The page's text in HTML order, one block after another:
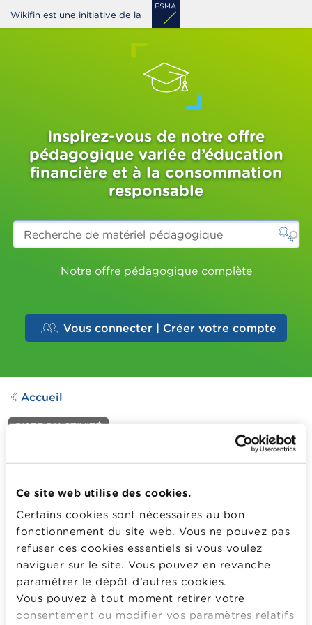
Ce site web utilise des cookies.
Certains cookies sont nécessaires au bon
fonctionnement du site web. Vous ne pouvez pas
refuser ces cookies essentiels si vous voulez
naviguer sur le site. Vous pouvez en revanche
paramétrer le dépôt d’autres cookies.
Vous pouvez à tout moment retirer votre
consentement ou modifier vos paramètres relatifs
Aller
au
Wikifin est une initiative de la
Inspirez-vous de notre offre
pédagogique variée d’éducation
financière et à la consommation
responsable
Recherche
matériel
pédagogiqueNotre offre pédagogique complète
Vous connecter | Créer votre compte
Accueil
PISTE D’ACTIVITÉ
918 Downloads
Payer le juste prix en utilisant les pieces et les billets
nécessaires.
Plus d'information